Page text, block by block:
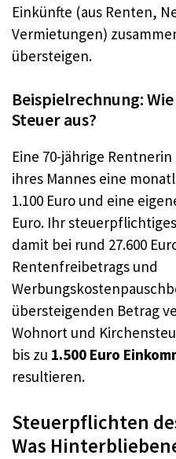
Einkünfte (aus Renten,
Vermietungen)
übersteigen.
Beispielrechnung:
Steuer aus?
Eine 70-jährige
ihres Mannes eine
1.100 Euro und eine
Euro. Ihr
damit bei rund 27.600
Rentenfreibetrags und
übersteigenden Betrag
Wohnort und
bis zu 1.500 Euro
resultieren.
Steuerpflichten
Was